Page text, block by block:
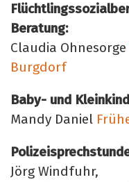
Beratung:
Claudia Ohnesorge
Burgdorf
Baby- und
Mandy Daniel
Jörg Windfuhr,